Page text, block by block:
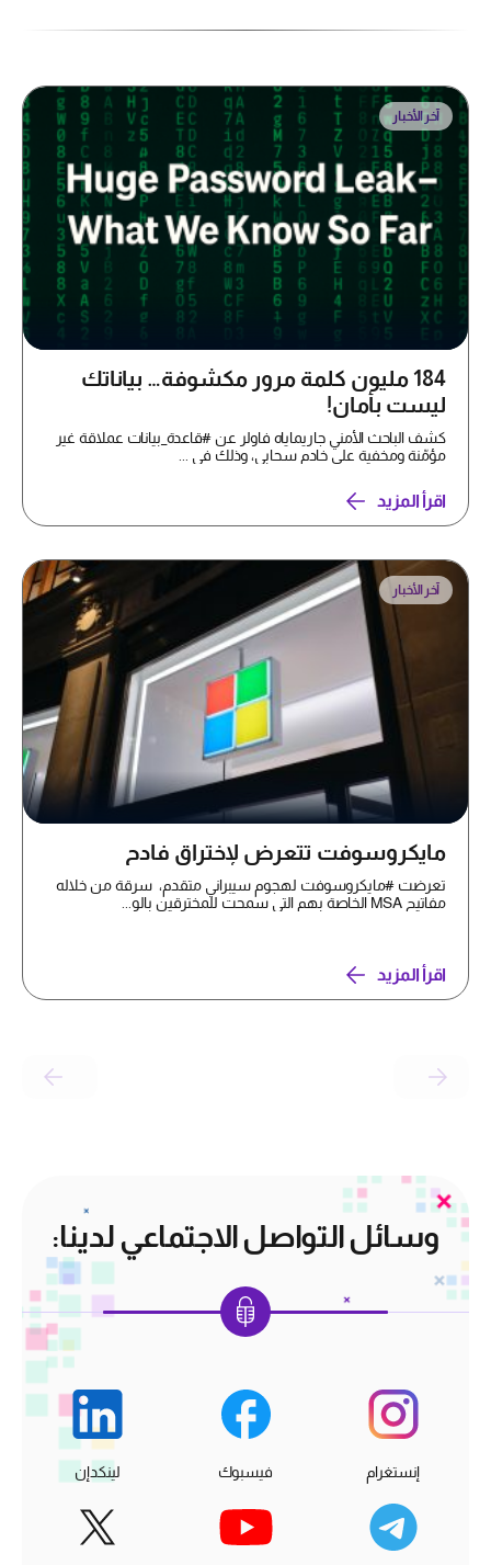
آخر الأخبار
184 مليون كلمة مرور مكشوفة… بياناتك
ليست بأمان!
كشف الباحث الأمني جاريماياه فاولر عن #قاعدة_بيانات عملاقة غير
مؤمّنة ومخفية على خادم سحابي، وذلك في ...
اقرأ المزيد
آخر الأخبار
مايكروسوفت تتعرض لإختراق فادح
تعرضت #مايكروسوفت لهجوم سيبراني متقدم، سرقة من خلاله
مفاتيح MSA الخاصة بهم التي سمحت للمخترقين بالو...
اقرأ المزيد
وسائل التواصل الاجتماعي لدينا:
إنستغرام فيسبوك لينكدإن